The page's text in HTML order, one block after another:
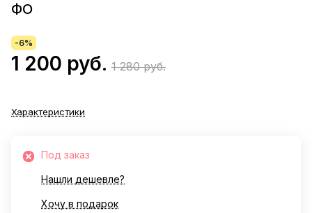
ФО
-6%
1 200 руб. 1 280 руб.
Характеристики
Под заказ
Нашли дешевле?
Хочу в подарок